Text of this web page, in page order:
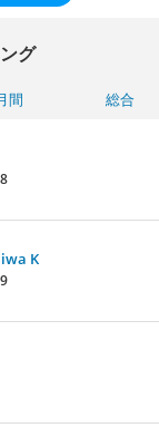
グ
間 総合
K